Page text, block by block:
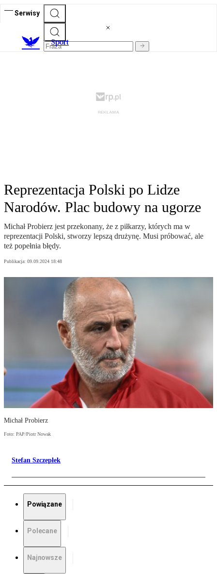
Serwisy
Sport
Reprezentacja Polski po Lidze
Narodów. Plac budowy na ugorze
Michał Probierz jest przekonany, że z piłkarzy, których ma w
reprezentacji Polski, stworzy lepszą drużynę. Musi próbować, ale
też popełnia błędy.
Publikacja: 09.09.2024 18:48
Michał Probierz
Foto: PAP/Piotr Nowak
Stefan Szczepłek
Powiązane
Polecane
Najnowsze